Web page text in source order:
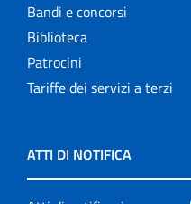
Bandi e concorsi
Biblioteca
Patrocini
Tariffe dei servizi a terzi
ATTI DI NOTIFICA